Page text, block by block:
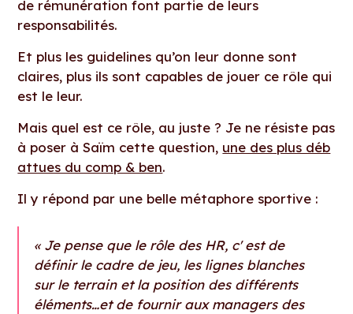
de rémunération font partie de leurs
responsabilités.
Et plus les guidelines qu’on leur donne sont
claires, plus ils sont capables de jouer ce rôle qui
est le leur.
Mais quel est ce rôle, au juste ? Je ne résiste pas
à poser à Saïm cette question, une des plus déb
attues du comp & ben.
Il y répond par une belle métaphore sportive :
« Je pense que le rôle des HR, c' est de
définir le cadre de jeu, les lignes blanches
sur le terrain et la position des différents
éléments…et de fournir aux managers des